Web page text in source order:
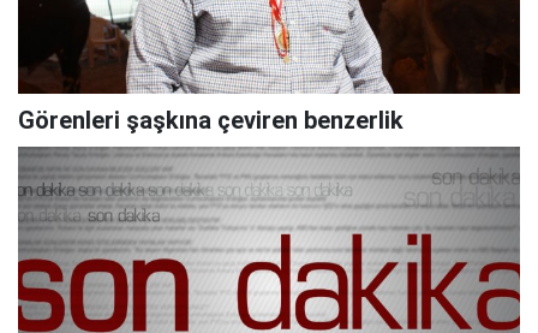
Görenleri şaşkına çeviren benzerlik